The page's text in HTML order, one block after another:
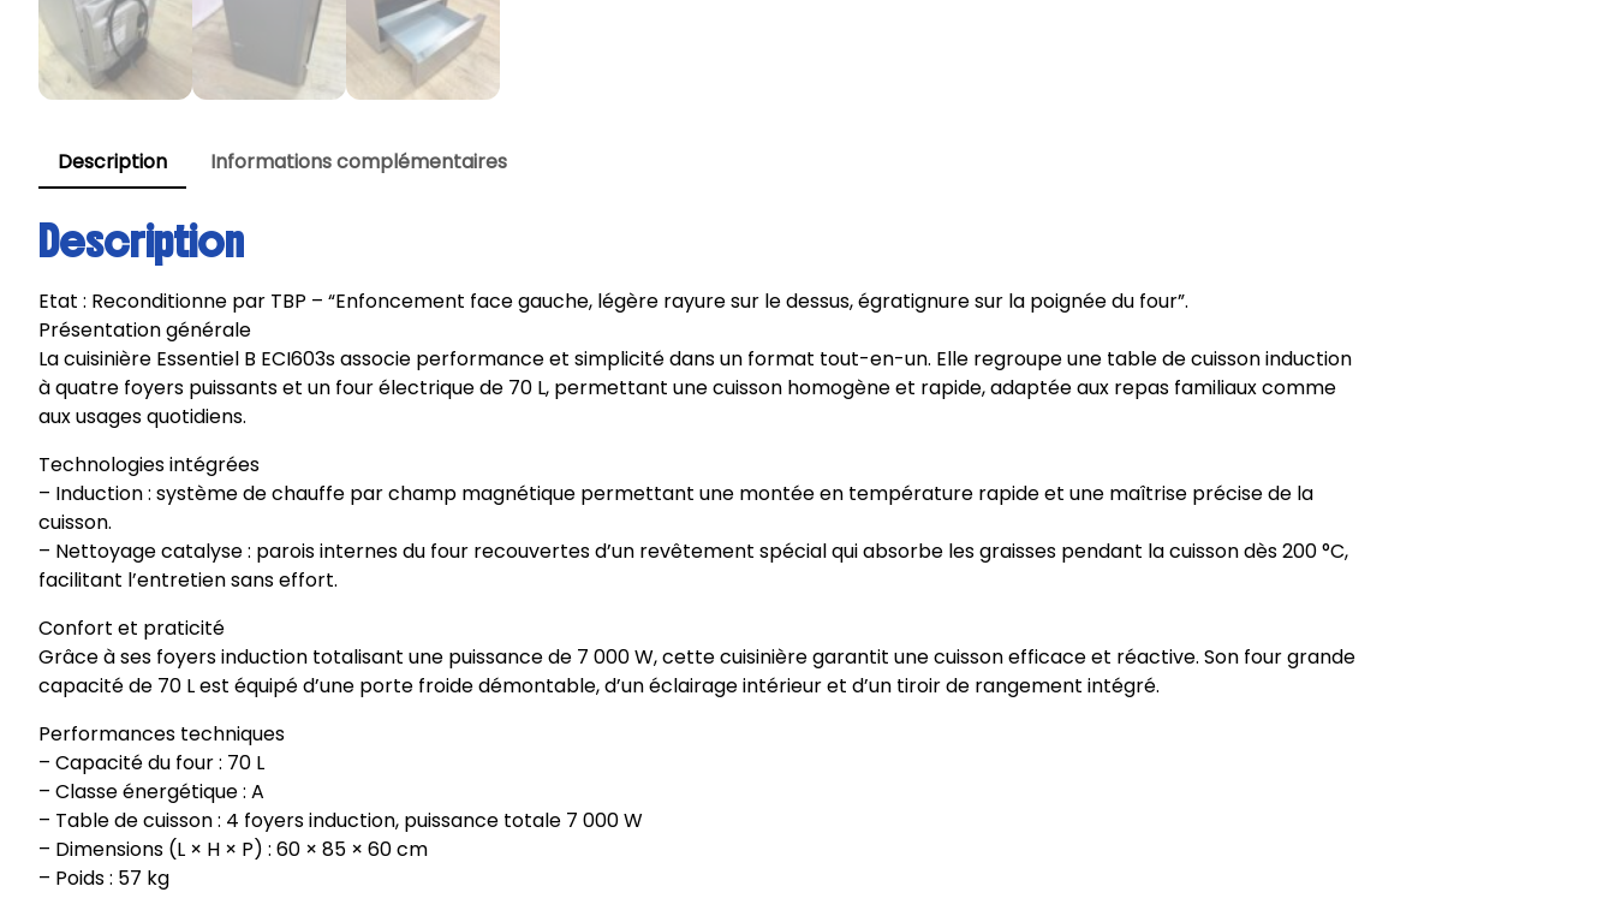
Description Informations complémentaires
Description
Etat : Reconditionne par TBP – “Enfoncement face gauche, légère rayure sur le dessus, égratignure sur la poignée du four”.
Présentation générale
La cuisinière Essentiel B ECI603s associe performance et simplicité dans un format tout-en-un. Elle regroupe une table de cuisson induction
à quatre foyers puissants et un four électrique de 70 L, permettant une cuisson homogène et rapide, adaptée aux repas familiaux comme
aux usages quotidiens.
Technologies intégrées
– Induction : système de chauffe par champ magnétique permettant une montée en température rapide et une maîtrise précise de la
cuisson.
– Nettoyage catalyse : parois internes du four recouvertes d’un revêtement spécial qui absorbe les graisses pendant la cuisson dès 200 °C,
facilitant l’entretien sans effort.
Confort et praticité
Grâce à ses foyers induction totalisant une puissance de 7 000 W, cette cuisinière garantit une cuisson efficace et réactive. Son four grande
capacité de 70 L est équipé d’une porte froide démontable, d’un éclairage intérieur et d’un tiroir de rangement intégré.
Performances techniques
– Capacité du four : 70 L
– Classe énergétique : A
– Table de cuisson : 4 foyers induction, puissance totale 7 000 W
– Dimensions (L × H × P) : 60 × 85 × 60 cm
– Poids : 57 kg